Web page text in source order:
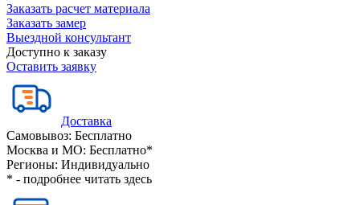
Заказать расчет материала
Заказать замер
Выездной консультант
Доступно к заказу
Оставить заявку
Доставка
Самовывоз: Бесплатно
Москва и МО: Бесплатно*
Регионы: Индивидуально
* - подробнее читать здесь